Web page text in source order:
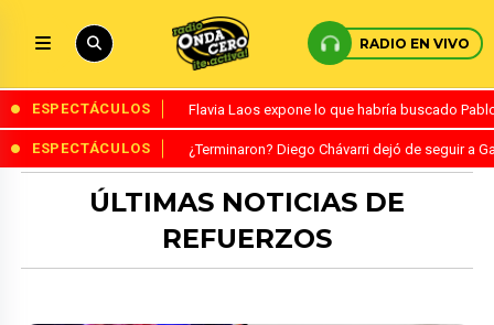
RADIO EN VIVO
ESPECTÁCULOS Flavia Laos expone lo que habría buscado
ESPECTÁCULOS ¿Terminaron? Diego Chávarri dejó de seguir a
ÚLTIMAS NOTICIAS DE
REFUERZOS